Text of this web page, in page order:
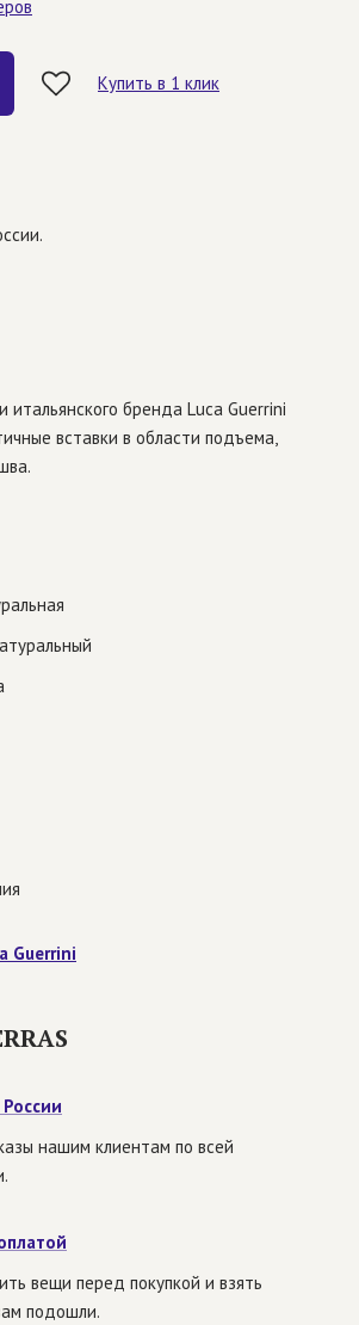
Купить в 1 клик
бренда Luca Guerrini
вставки в области подъема,
Guerrini
нашим клиентам по всей
вещи перед покупкой и взять
подошли.